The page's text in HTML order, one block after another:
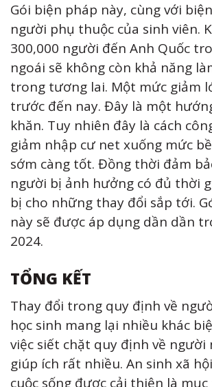
Gói biện pháp này, cùng với
người phụ thuộc của sinh viên.
300,000 người đến Anh Quốc
ngoái sẽ không còn khả năng
trong tương lai. Một mức giảm
trước đến nay. Đây là một
khăn. Tuy nhiên đây là cách
giảm nhập cư net xuống mức
sớm càng tốt. Đồng thời đảm
người bị ảnh hưởng có đủ thời
bị cho những thay đổi sắp tới.
này sẽ được áp dụng dần dần
2024.
TỔNG KẾT
Thay đổi trong quy định về
học sinh mang lại nhiều khác
việc siết chặt quy định về người
giúp ích rất nhiều. An sinh xã
cuộc sống được cải thiện là